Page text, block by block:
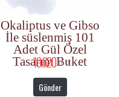
Okaliptus ve Gibso
İle süslenmiş 101
Adet Gül Özel
Tasarım Buket
19.620 ,18 TL
Gönder